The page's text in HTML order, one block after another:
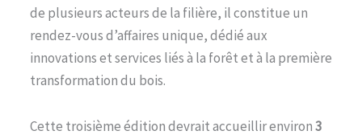
de plusieurs acteurs de la filière, il constitue un
rendez-vous d’affaires unique, dédié aux
innovations et services liés à la forêt et à la première
transformation du bois.
Cette troisième édition devrait accueillir environ3